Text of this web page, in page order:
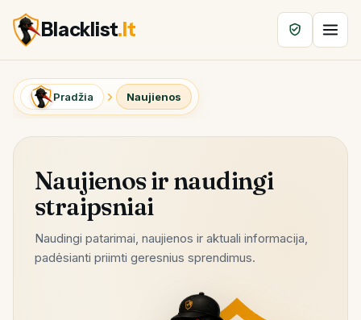
Blacklist.lt
Pradžia Naujienos
Naujienos ir naudingi
straipsniai
Naudingi patarimai, naujienos ir aktuali informacija,
padėsianti priimti geresnius sprendimus.